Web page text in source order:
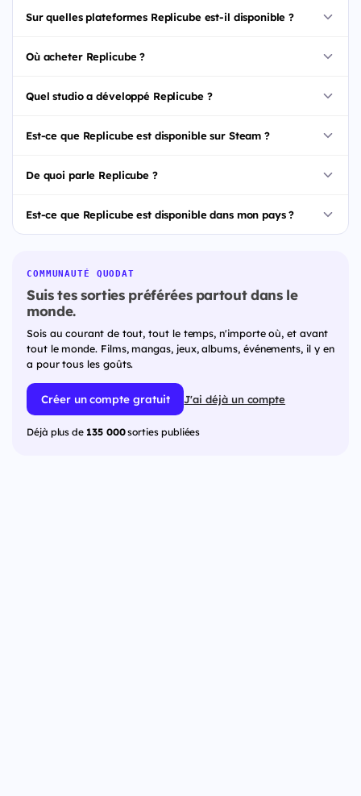
Sur quelles plateformes Replicube est-il disponible ?
Où acheter Replicube ?
Quel studio a développé Replicube ?
Est-ce que Replicube est disponible sur Steam ?
De quoi parle Replicube ?
Est-ce que Replicube est disponible dans mon pays ?
COMMUNAUTÉ QUODAT
Suis tes sorties préférées partout dans le
monde.
Sois au courant de tout, tout le temps, n'importe où, et avant
tout le monde. Films, mangas, jeux, albums, événements, il y en
a pour tous les goûts.
Créer un compte gratuit J'ai déjà un compte
Déjà plus de 135 000sorties publiées